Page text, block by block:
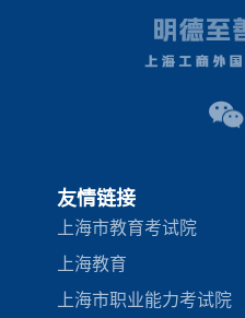
友情链接
上海市教育考试院
上海教育
上海市职业能力考试院